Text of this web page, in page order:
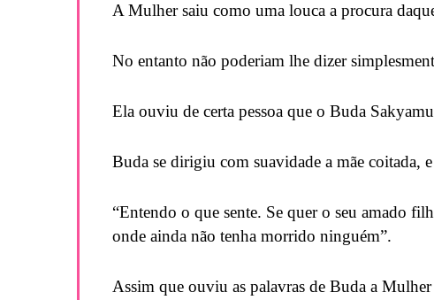
A Mulher saiu como uma louca a procura
No entanto não poderiam lhe dizer
Ela ouviu de certa pessoa que o Buda
Buda se dirigiu com suavidade a mãe coitada, e
“Entendo o que sente. Se quer o seu amado
onde ainda não tenha morrido ninguém”.
Assim que ouviu as palavras de Buda a